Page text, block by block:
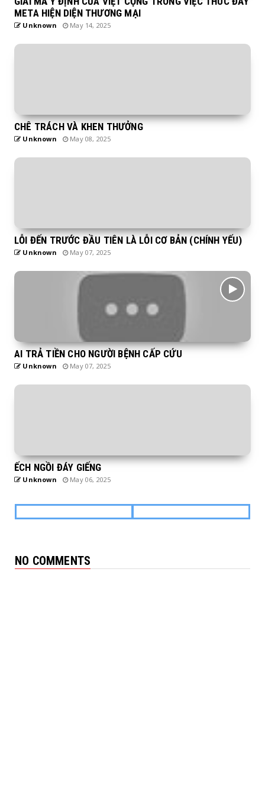
META HIỆN DIỆN THƯƠNG MẠI
Unknown May 14, 2025
CHÊ TRÁCH VÀ KHEN THƯỞNG
Unknown May 08, 2025
LỖI ĐẾN TRƯỚC ĐẦU TIÊN LÀ LỖI CƠ BẢN (CHÍNH YẾU)
Unknown May 07, 2025
AI TRẢ TIỀN CHO NGƯỜI BỆNH CẤP CỨU
Unknown May 07, 2025
ẾCH NGỒI ĐÁY GIẾNG
Unknown May 06, 2025
NO COMMENTS